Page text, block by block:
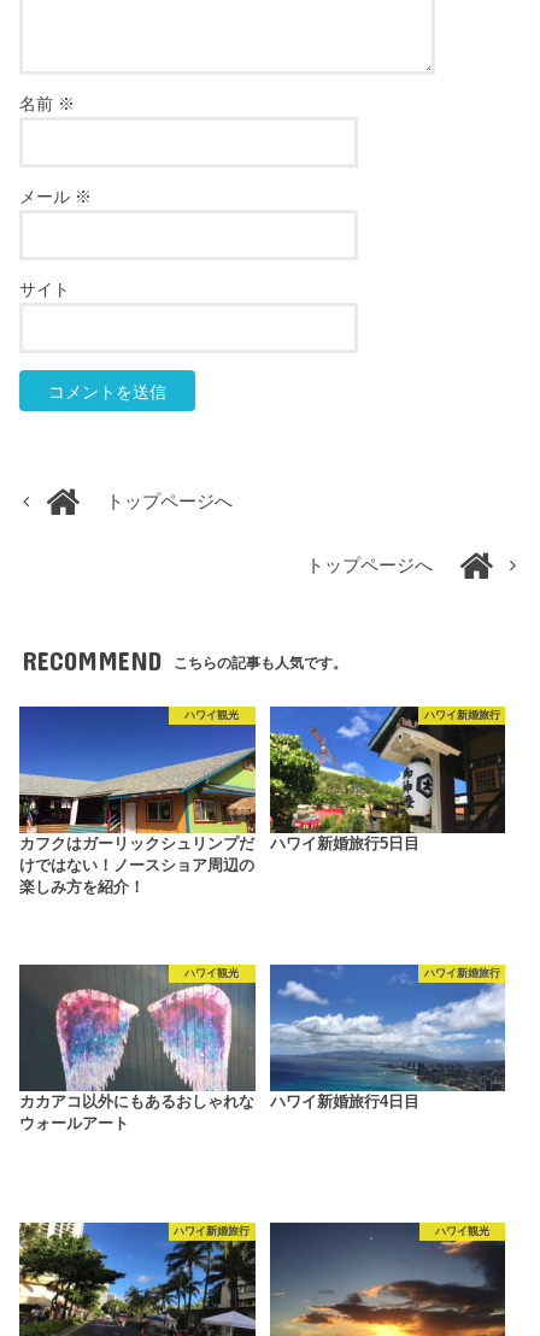
名前 ※
メール ※
サイト
トップページへ
トップページへ
RECOMMEND こちらの記事も人気です。
ハワイ観光
カフクはガーリックシュリンプだ
けではない！ノースショア周辺の
楽しみ方を紹介！
ハワイ新婚旅行
ハワイ新婚旅行5日目
ハワイ観光
カカアコ以外にもあるおしゃれな
ウォールアート
ハワイ新婚旅行
ハワイ新婚旅行4日目
ハワイ新婚旅行 ハワイ観光